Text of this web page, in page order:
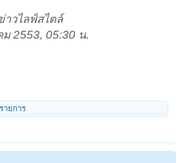
าวไลฟ์สไตล์
2553, 05:30 น.
ายการ